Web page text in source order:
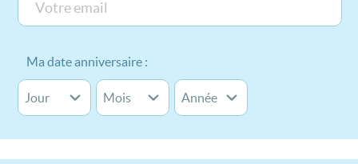
Ma date anniversaire :